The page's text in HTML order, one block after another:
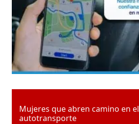
Mujeres que abren camino en el
autotransporte